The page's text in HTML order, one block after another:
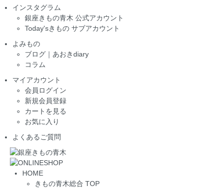
インスタグラム
銀座きもの青木 公式アカウント
Today'sきもの サブアカウント
よみもの
ブログ｜あおきdiary
コラム
マイアカウント
会員ログイン
新規会員登録
カートを見る
お気に入り
よくあるご質問
HOME
きもの青木総合 TOP